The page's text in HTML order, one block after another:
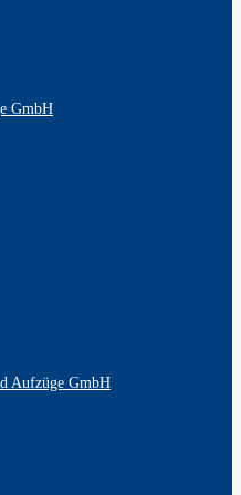
GmbH
Aufzüge GmbH